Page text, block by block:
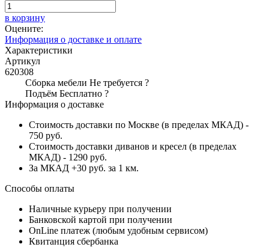
в корзину
Оцените:
Информация о доставке и оплате
Характеристики
Артикул
620308
Сборка мебели Не требуется ?
Подъём Бесплатно ?
Информация о доставке
Стоимость доставки по Москве (в пределах МКАД) -
750 руб.
Стоимость доставки диванов и кресел (в пределах
МКАД) - 1290 руб.
За МКАД +30 руб. за 1 км.
Способы оплаты
Наличные курьеру при получении
Банковской картой при получении
OnLine платеж (любым удобным сервисом)
Квитанция сбербанка